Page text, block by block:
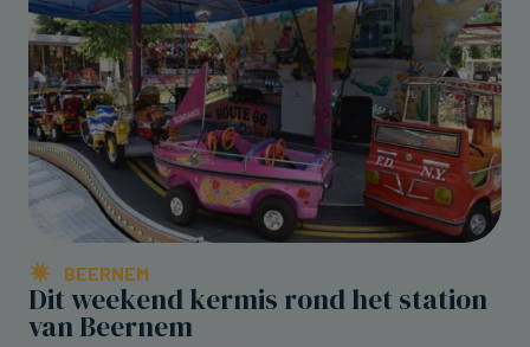
BEERNEM
Dit weekend kermis rond het station
van Beernem